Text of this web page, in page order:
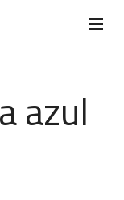
azul